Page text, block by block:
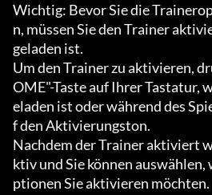
Wichtig: Bevor Sie die
n, müssen Sie den Trainer
geladen ist.
Um den Trainer zu aktivieren,
OME"-Taste auf Ihrer Tastatur,
eladen ist oder während des
f den Aktivierungston.
Nachdem der Trainer aktiviert
ktiv und Sie können
ptionen Sie aktivieren möchten.